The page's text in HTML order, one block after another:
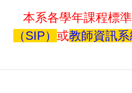
本系各學年課程標
（SIP）或教師資訊